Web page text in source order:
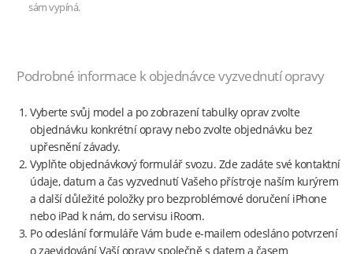
sám vypíná.
Podrobné informace k objednávce vyzvednutí opravy
Vyberte svůj model a po zobrazení tabulky oprav zvolte
objednávku konkrétní opravy nebo zvolte objednávku bez
upřesnění závady.
Vyplňte objednávkový formulář svozu. Zde zadáte své kontaktní
údaje, datum a čas vyzvednutí Vašeho přístroje naším kurýrem
a další důležité položky pro bezproblémové doručení iPhone
nebo iPad k nám, do servisu iRoom.
Po odeslání formuláře Vám bude e-mailem odesláno potvrzení
o zaevidování Vaší opravy společně s datem a časem